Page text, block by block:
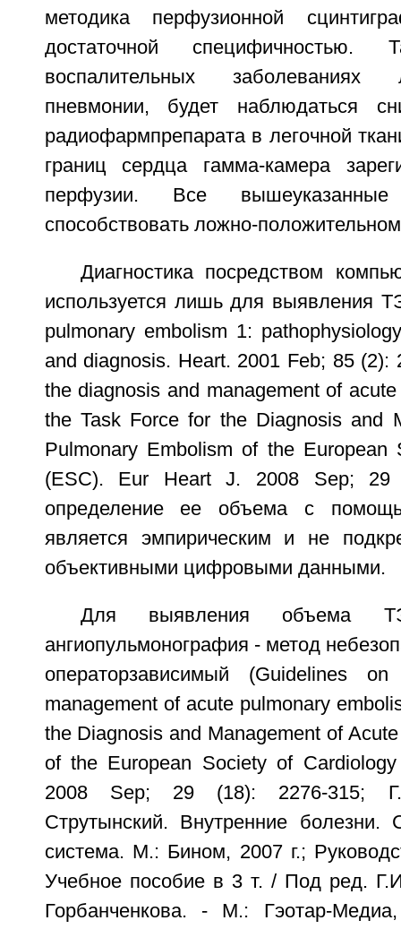
методика перфузионной
достаточной
воспалительных заболеваниях
пневмонии, будет наблюдаться
радиофармпрепарата в легочной
границ сердца гамма-камера
перфузии. Все
способствовать ложно-
Диагностика посредством
используется лишь для выявления
pulmonary embolism 1:
and diagnosis. Heart. 2001 Feb; 85 (2):
the diagnosis and management of
the Task Force for the Diagnosis and
Pulmonary Embolism of the European
(ESC). Eur Heart J. 2008 Sep; 29
определение ее объема с
является эмпирическим и не
объективными цифровыми данными.
Для выявления объема
ангиопульмонография - метод
операторзависимый (Guidelines
management of acute pulmonary
the Diagnosis and Management of
of the European Society of
2008 Sep; 29 (18): 2276-315;
Струтынский. Внутренние болезни.
система. M.: Бином, 2007 г.;
Учебное пособие в 3 т. / Под ред.
Горбанченкова. - M.: Гэотар-